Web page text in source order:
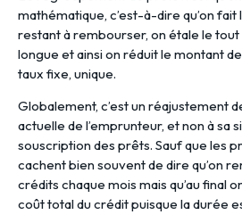
mathématique, c’est-à-dire qu’on
restant à rembourser, on étale le tout
longue et ainsi on réduit le montant
taux fixe, unique.
Globalement, c’est un réajustement
actuelle de l’emprunteur, et non à sa
souscription des prêts. Sauf que les
cachent bien souvent de dire qu’on
crédits chaque mois mais qu’au final
coût total du crédit puisque la durée